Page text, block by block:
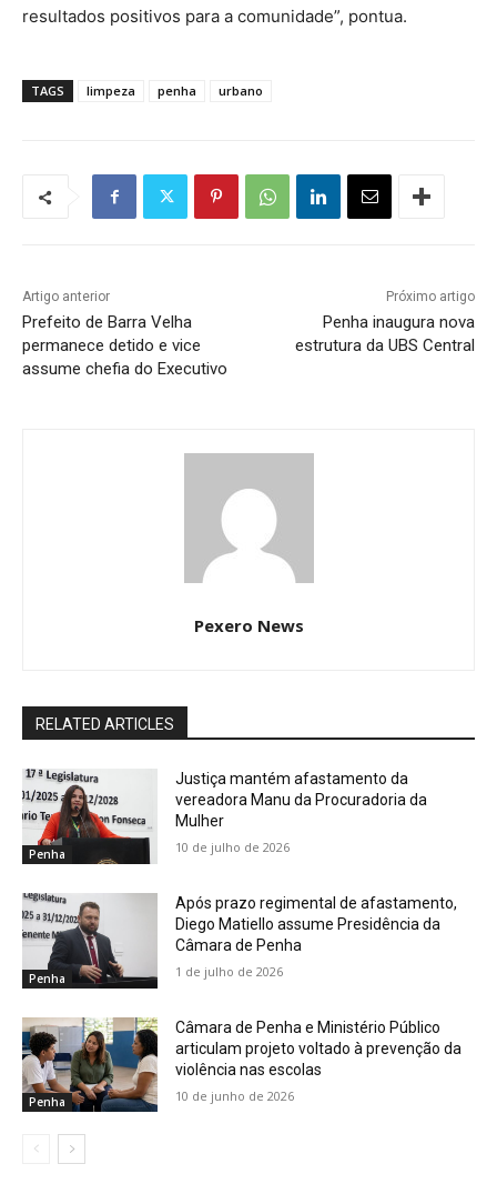
resultados positivos para a comunidade”, pontua.
TAGS limpeza penha urbano
Artigo anterior
Prefeito de Barra Velha
permanece detido e vice
assume chefia do Executivo
Próximo artigo
Penha inaugura nova
estrutura da UBS Central
Pexero News
RELATED ARTICLES
Penha
Justiça mantém afastamento da
vereadora Manu da Procuradoria da
Mulher
10 de julho de 2026
Penha
Após prazo regimental de afastamento,
Diego Matiello assume Presidência da
Câmara de Penha
1 de julho de 2026
Penha
Câmara de Penha e Ministério Público
articulam projeto voltado à prevenção da
violência nas escolas
10 de junho de 2026